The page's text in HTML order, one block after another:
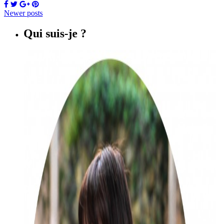
Newer posts
Qui suis-je ?